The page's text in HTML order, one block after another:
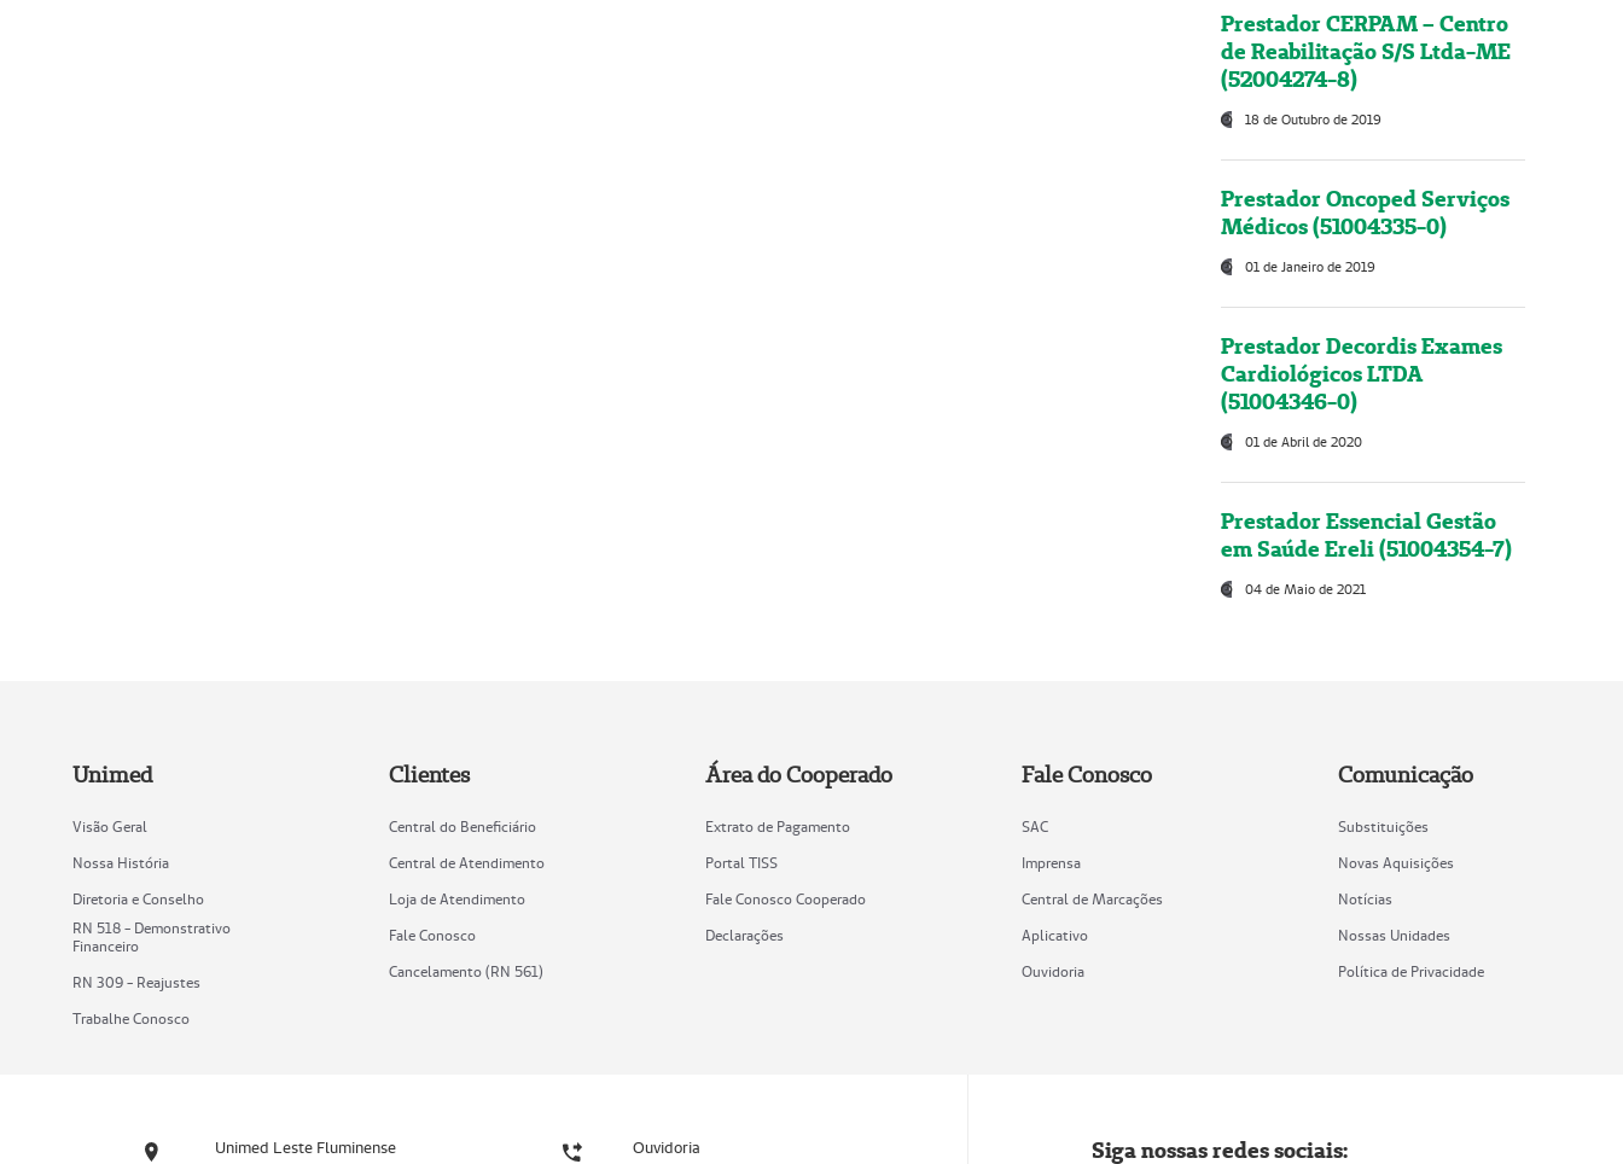
Prestador CERPAM – Centro
de Reabilitação S/S Ltda-ME
(52004274-8)
18 de Outubro de 2019
Prestador Oncoped Serviços
Médicos (51004335-0)
01 de Janeiro de 2019
Prestador Decordis Exames
Cardiológicos LTDA
(51004346-0)
01 de Abril de 2020
Prestador Essencial Gestão
em Saúde Ereli (51004354-7)
04 de Maio de 2021
Unimed
Visão Geral
Nossa História
Diretoria e Conselho
RN 518 - Demonstrativo
Financeiro
RN 309 - Reajustes
Trabalhe Conosco
Clientes
Central do Beneficiário
Central de Atendimento
Loja de Atendimento
Fale Conosco
Cancelamento (RN 561)
Área do Cooperado
Extrato de Pagamento
Portal TISS
Fale Conosco Cooperado
Declarações
Fale Conosco
SAC
Imprensa
Central de Marcações
Aplicativo
Ouvidoria
Comunicação
Substituições
Novas Aquisições
Notícias
Nossas Unidades
Política de Privacidade
Unimed Leste Fluminense Ouvidoria Siga nossas redes sociais: